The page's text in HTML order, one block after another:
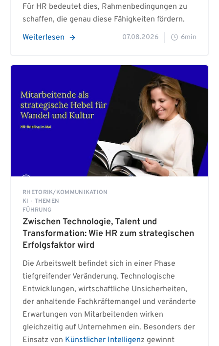
Für HR bedeutet dies, Rahmenbedingungen zu
schaffen, die genau diese Fähigkeiten fördern.
Weiterlesen
07.08.2026 6min
RHETORIK/KOMMUNIKATION
KI - THEMEN
FÜHRUNG
Zwischen Technologie, Talent und
Transformation: Wie HR zum strategischen
Erfolgsfaktor wird
Die Arbeitswelt befindet sich in einer Phase
tiefgreifender Veränderung. Technologische
Entwicklungen, wirtschaftliche Unsicherheiten,
der anhaltende Fachkräftemangel und veränderte
Erwartungen von Mitarbeitenden wirken
gleichzeitig auf Unternehmen ein. Besonders der
Einsatz von Künstlicher Intelligenz gewinnt